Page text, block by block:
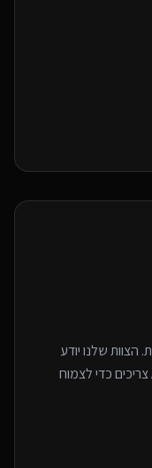
הצוות שלנו יודע
לפתח כל פתרון דיגיטלי שקידום בגוגל AI צריכים כדי לצמוח